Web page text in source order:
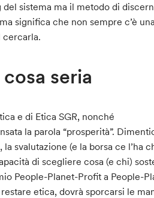
sistema ma il metodo di
significa che non sempre c’è
cercarla.
seria
e di Etica SGR, nonché
la parola “prosperità”.
svalutazione (e la borsa ce l’ha
di scegliere cosa (e chi)
People-Planet-Profit a People-
etica, dovrà sporcarsi le